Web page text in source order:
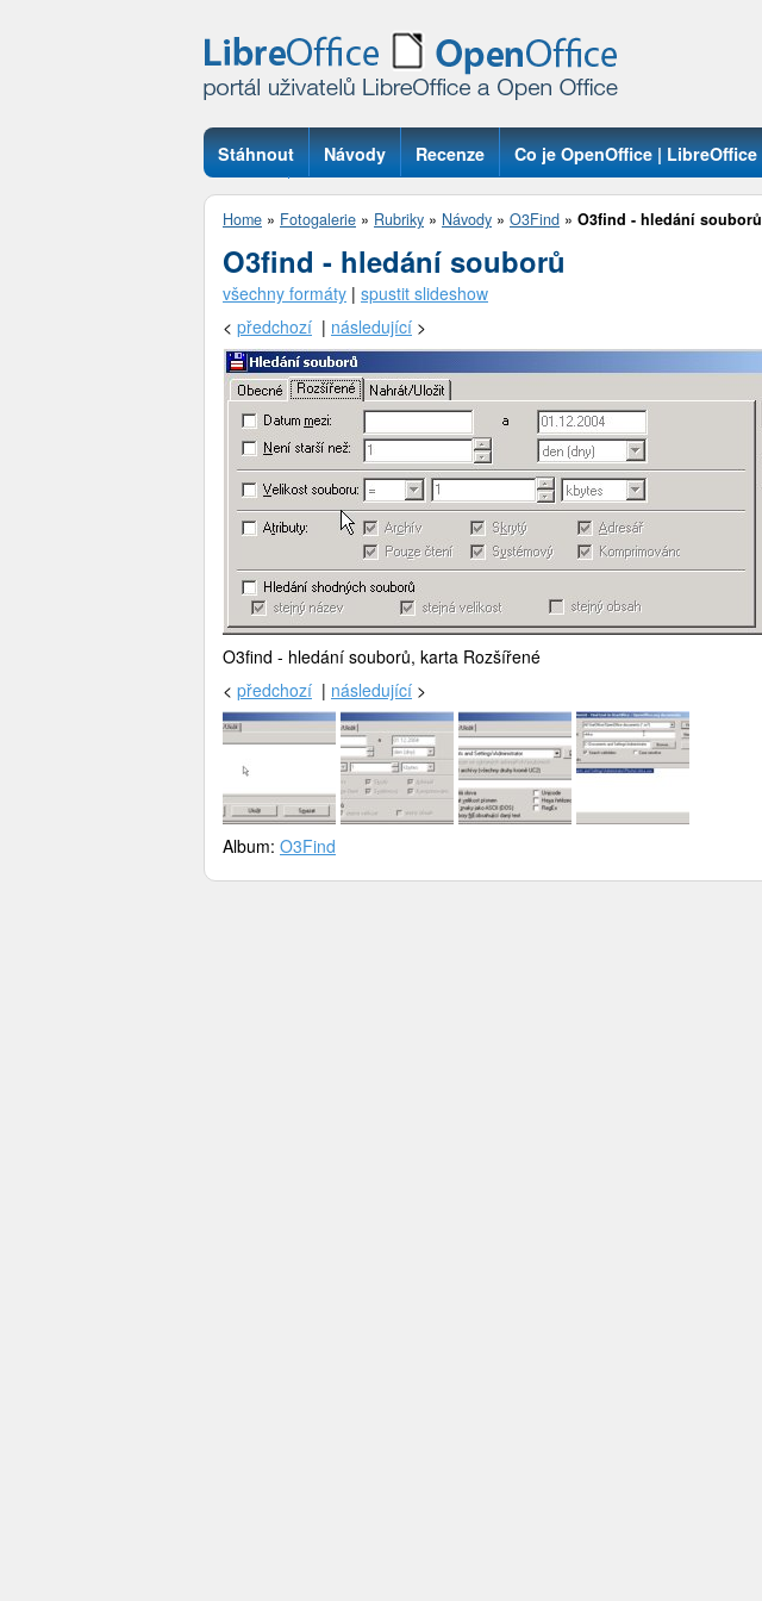
Stáhnout Návody Recenze Co je OpenOffice | LibreOffice
Otázky
Home » Fotogalerie » Rubriky » Návody » O3Find » O3find - hledání souborů
O3find - hledání souborů
všechny formáty | spustit slideshow
< předchozí | následující >
O3find - hledání souborů, karta Rozšířené
< předchozí | následující >
Album: O3Find